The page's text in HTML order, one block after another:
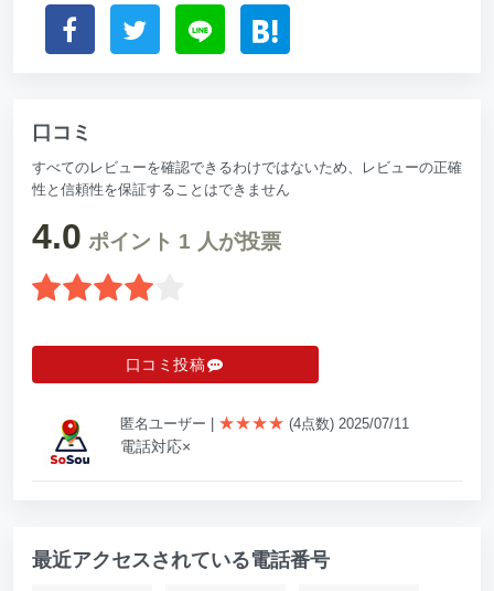
口コミ
すべてのレビューを確認できるわけではないため、レビューの正確
性と信頼性を保証することはできません
4.0 ポイント 1 人が投票
口コミ投稿
匿名ユーザー ★★★★ (4点数) 2025/07/11
電話対応×
最近アクセスされている電話番号